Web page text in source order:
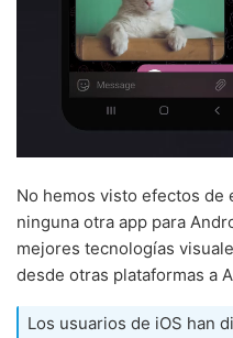
No hemos visto efectos
ninguna otra app para
mejores tecnologías
desde otras plataformas a
Los usuarios de iOS han